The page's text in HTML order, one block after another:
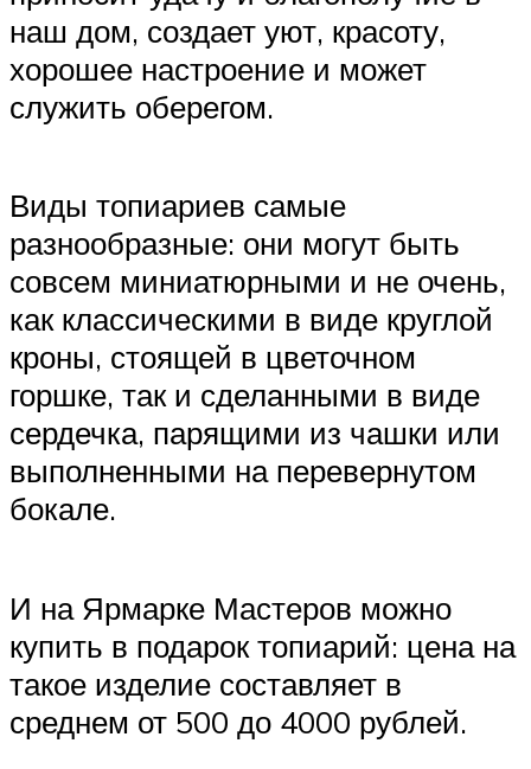
наш дом, создает уют, красоту,
хорошее настроение и может
служить оберегом.
Виды топиариев самые
разнообразные: они могут быть
совсем миниатюрными и не очень,
как классическими в виде круглой
кроны, стоящей в цветочном
горшке, так и сделанными в виде
сердечка, парящими из чашки или
выполненными на перевернутом
бокале.
И на Ярмарке Мастеров можно
купить в подарок топиарий: цена на
такое изделие составляет в
среднем от 500 до 4000 рублей.